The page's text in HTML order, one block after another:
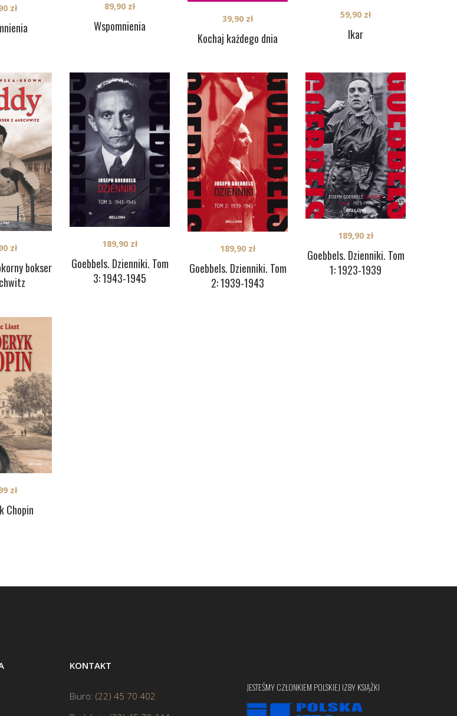
zł
Wspomnienia
89,90 zł
Kochaj każdego dnia
39,90 zł
Ikar
59,90 zł
bokser
zł
Goebbels. Dzienniki. Tom
3: 1943-1945
189,90 zł
Goebbels. Dzienniki. Tom
2: 1939-1943
189,90 zł
Goebbels. Dzienniki. Tom
1: 1923-1939
189,90 zł
Chopin
zł
KONTAKT
Biuro: (22) 45 70 402
JESTEŚMY CZŁONKIEM POLSKIEJ IZBY KSIĄŻKI